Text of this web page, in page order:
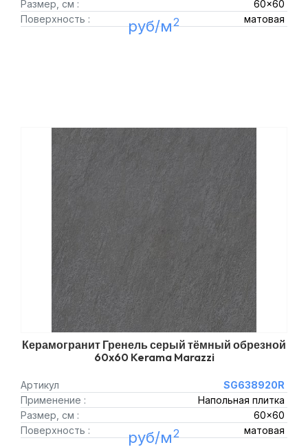
Размер, см :
60x60
Поверхность :
матовая
руб/м2
Керамогранит Гренель серый тёмный обрезной
60x60 Kerama Marazzi
Артикул
SG638920R
Применение :
Напольная плитка
Размер, см :
60x60
Поверхность :
матовая
руб/м2